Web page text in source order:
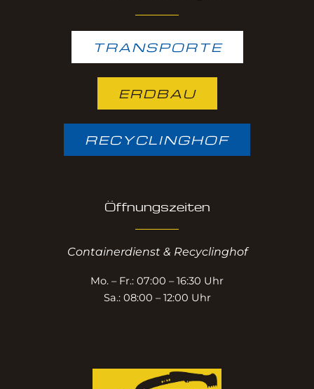
TRANSPORTE
ERDBAU
RECYCLINGHOF
Öffnungszeiten
Containerdienst & Recyclinghof
Mo. – Fr.: 07:00 – 16:30 Uhr
Sa.: 08:00 – 12:00 Uhr